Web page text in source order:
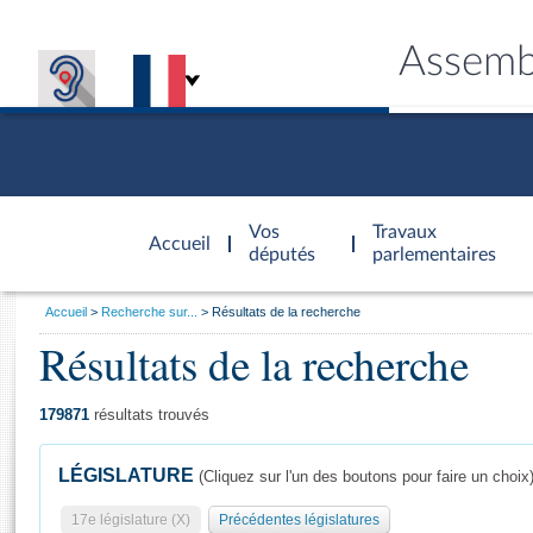
Accueil
d'accueil
Vos
députés
Travaux
parlementaires
Général
Vous
Accueil Recherche sur... Résultats de la recherche
Résultats de la recherche
179871 résultats trouvés
LÉGISLATURE (Cliquez sur l'un des boutons pour faire un choix)
17e législature (X) Précédentes législatures